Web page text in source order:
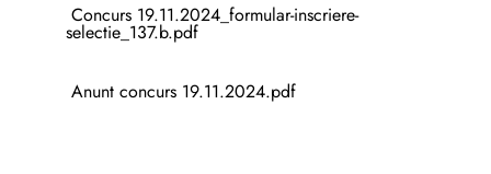
Concurs 19.11.2024_formular-inscriere-
selectie_137.b.pdf
Anunt concurs 19.11.2024.pdf